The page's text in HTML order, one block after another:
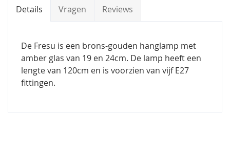
Details Vragen Reviews
De Fresu is een brons-gouden hanglamp met
amber glas van 19 en 24cm. De lamp heeft een
lengte van 120cm en is voorzien van vijf E27
fittingen.